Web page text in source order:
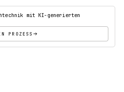
mit KI-generierten
PROZESS